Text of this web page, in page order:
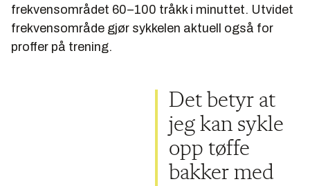
frekvensområdet 60–100 tråkk i minuttet. Utvidet
frekvensområde gjør sykkelen aktuell også for
proffer på trening.
Det betyr at
jeg kan sykle
opp tøffe
bakker med